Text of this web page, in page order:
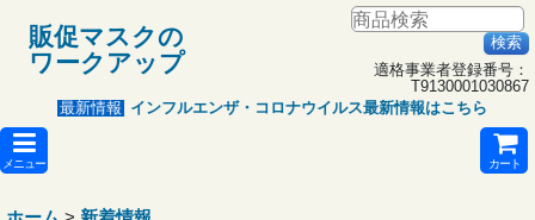
販促マスクの
ワークアップ
適格事業者登録番号：
T9130001030867
最新情報
インフルエンザ・コロナウイルス最新情報はこちら
メニュー カート